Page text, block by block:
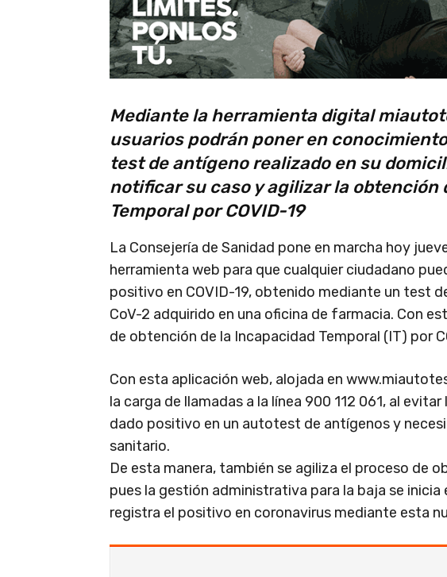
Mediante la herramienta digital
usuarios podrán poner en
test de antígeno realizado en su
notificar su caso y agilizar la obtención
Temporal por COVID-19
La Consejería de Sanidad pone en marcha hoy
herramienta web para que cualquier ciudadano
positivo en COVID-19, obtenido mediante un test
CoV-2 adquirido en una oficina de farmacia. Con
de obtención de la Incapacidad Temporal (IT) por
Con esta aplicación web, alojada en
la carga de llamadas a la línea 900 112 061, al
dado positivo en un autotest de antígenos y
sanitario.
De esta manera, también se agiliza el proceso de
pues la gestión administrativa para la baja se inicia
registra el positivo en coronavirus mediante esta